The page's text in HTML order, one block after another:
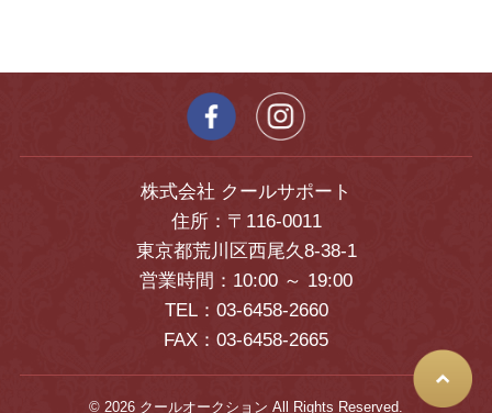
株式会社 クールサポート
住所：〒116-0011
東京都荒川区西尾久8-38-1
営業時間：10:00 ～ 19:00
TEL：03-6458-2660
FAX：03-6458-2665
© 2026 クールオークション All Rights Reserved.